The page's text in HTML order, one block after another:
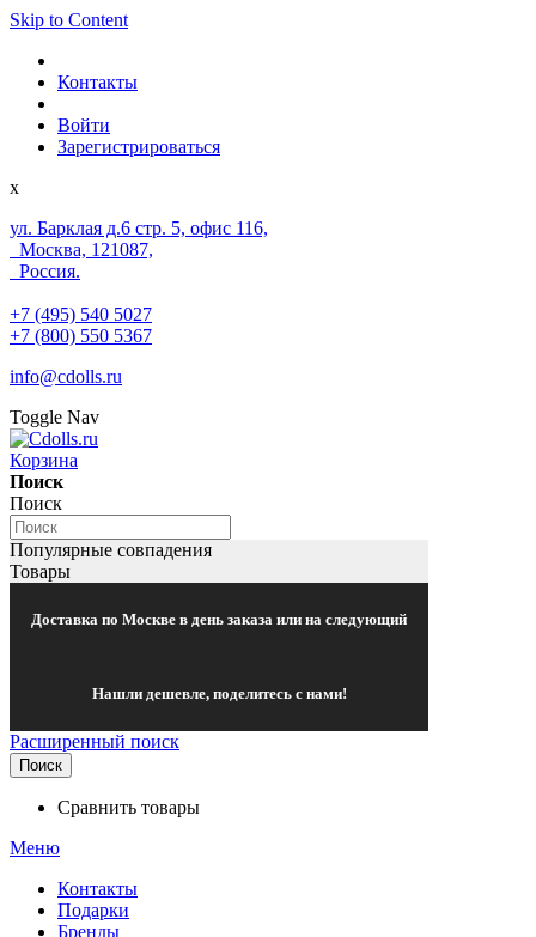
Skip to Content
Контакты
Войти
Зарегистрироваться
x
ул. Барклая д.6 стр. 5, офис 116,
Москва, 121087,
Россия.
+7 (495) 540 5027
+7 (800) 550 5367
info@cdolls.ru
Toggle Nav
Корзина
Поиск
Поиск
Популярные совпадения
Товары
Доставка по Москве в день заказа или на следующий
Нашли дешевле, поделитесь с нами!
Расширенный поиск
Поиск
Сравнить товары
Меню
Контакты
Подарки
Бренды